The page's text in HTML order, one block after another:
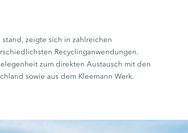
zeigte sich in zahlreichen
Recyclinganwendungen.
zum direkten Austausch mit den
sowie aus dem Kleemann Werk.